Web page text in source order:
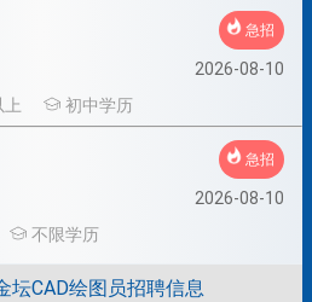
急招
2026-08-10
上 初中学历
急招
2026-08-10
不限学历
坛CAD绘图员招聘信息